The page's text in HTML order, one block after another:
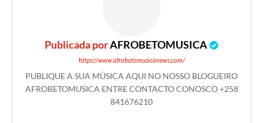
Publicada porAFROBETOMUSICA
https://www.afrobetomusicanews.com/
PUBLIQUE A SUA MÚSICA AQUI NO NOSSO BLOGUEIRO
AFROBETOMUSICA ENTRE CONTACTO CONOSCO +258
841676210